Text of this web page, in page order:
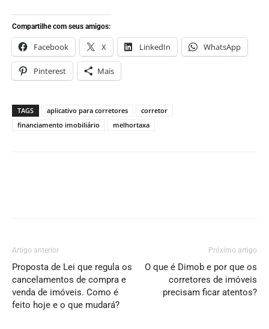
Compartilhe com seus amigos:
Facebook X LinkedIn WhatsApp
Pinterest Mais
TAGS aplicativo para corretores
corretor
financiamento imobiliário
melhortaxa
Artigo anterior
Proposta de Lei que regula os
cancelamentos de compra e
venda de imóveis. Como é
feito hoje e o que mudará?
Próximo artigo
O que é Dimob e por que os
corretores de imóveis
precisam ficar atentos?